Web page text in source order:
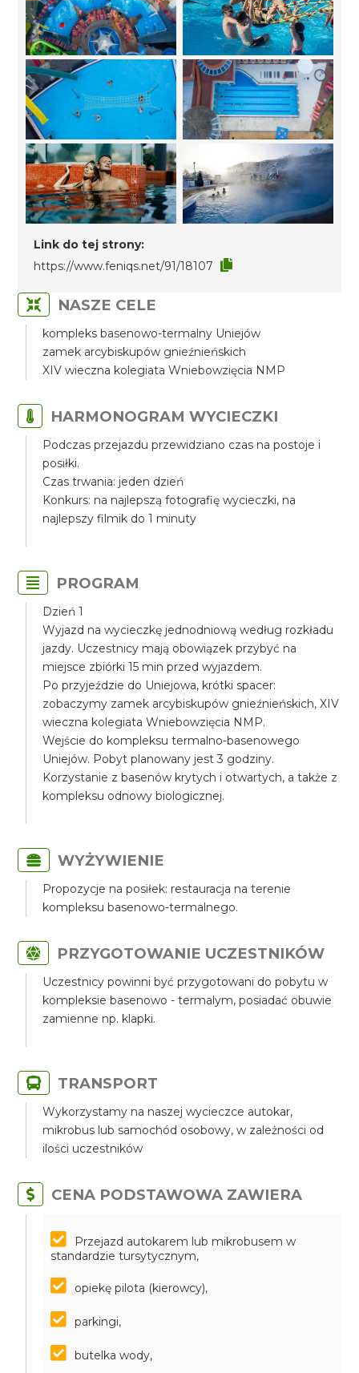
Link do tej strony:
https://www.feniqs.net/91/18107
NASZE CELE
kompleks basenowo-termalny Uniejów
zamek arcybiskupów gnieźnieńskich
XIV wieczna kolegiata Wniebowzięcia NMP
HARMONOGRAM WYCIECZKI
Podczas przejazdu przewidziano czas na postoje i
posiłki.
Czas trwania: jeden dzień
Konkurs: na najlepszą fotografię wycieczki, na
najlepszy filmik do 1 minuty
PROGRAM
Dzień 1
Wyjazd na wycieczkę jednodniową według rozkładu
jazdy. Uczestnicy mają obowiązek przybyć na
miejsce zbiórki 15 min przed wyjazdem.
Po przyjeździe do Uniejowa, krótki spacer:
zobaczymy zamek arcybiskupów gnieźnieńskich, XIV
wieczna kolegiata Wniebowzięcia NMP.
Wejście do kompleksu termalno-basenowego
Uniejów. Pobyt planowany jest 3 godziny.
Korzystanie z basenów krytych i otwartych, a także z
kompleksu odnowy biologicznej.
WYŻYWIENIE
Propozycje na posiłek: restauracja na terenie
kompleksu basenowo-termalnego.
PRZYGOTOWANIE UCZESTNIKÓW
Uczestnicy powinni być przygotowani do pobytu w
kompleksie basenowo - termalym, posiadać obuwie
zamienne np. klapki.
TRANSPORT
Wykorzystamy na naszej wycieczce autokar,
mikrobus lub samochód osobowy, w zależności od
ilości uczestników
CENA PODSTAWOWA ZAWIERA
Przejazd autokarem lub mikrobusem w
standardzie tursytycznym,
opiekę pilota (kierowcy),
parkingi,
butelka wody,